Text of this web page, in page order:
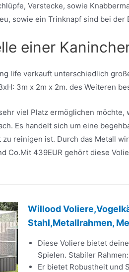
Verstecke, sowie
sowie ein Trinknapf sind bei
einer
life verkauft unterschiedlich
3m x 2m x 2m. des Weiteren
viel Platz ermöglichen
Es handelt sich um eine
reinigen ist. Durch das Metall
Co.Mit 439EUR gehört diese
Willood
Stahl,Metallrahmen,
Diese Voliere bietet
Spielen. Stabiler
Er bietet Robustheit und